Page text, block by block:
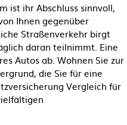
ist ihr Abschluss sinnvoll,
Ihnen gegenüber
Straßenverkehr birgt
daran teilnimmt. Eine
Autos ab. Wohnen Sie zur
die Sie für eine
Vergleich für